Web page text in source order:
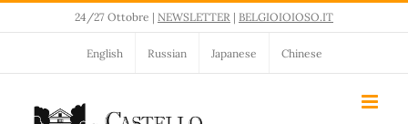
Salta
24/27 Ottobre | NEWSLETTER | BELGIOIOIOSO.IT
English Russian Japanese Chinese